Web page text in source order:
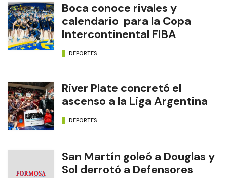
Boca conoce rivales y
calendario para la Copa
Intercontinental FIBA
DEPORTES
River Plate concretó el
ascenso a la Liga Argentina
DEPORTES
San Martín goleó a Douglas y
Sol derrotó a Defensores